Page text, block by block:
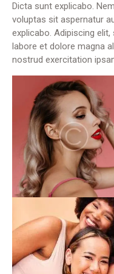
Dicta sunt explicabo.
voluptas sit aspernatur
explicabo. Adipiscing
labore et dolore magna
nostrud exercitation